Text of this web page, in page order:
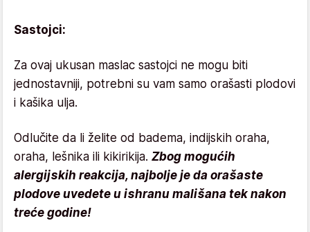
Sastojci:
Za ovaj ukusan maslac sastojci ne mogu biti
jednostavniji, potrebni su vam samo orašasti plodovi
i kašika ulja.
Odlučite da li želite od badema, indijskih oraha,
oraha, lešnika ili kikirikija. Zbog mogućih
alergijskih reakcija, najbolje je da orašaste
plodove uvedete u ishranu mališana tek nakon
treće godine!